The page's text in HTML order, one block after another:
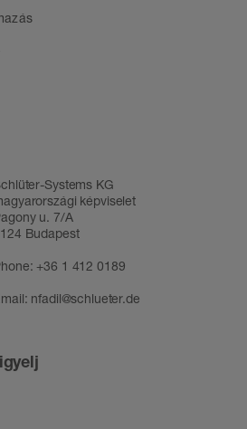
Systems KG
képviselet
u. 7/A
Budapest
+36 1 412 0189
nfadil@schlueter.de